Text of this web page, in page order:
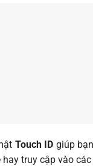
Touch ID giúp
truy cập vào